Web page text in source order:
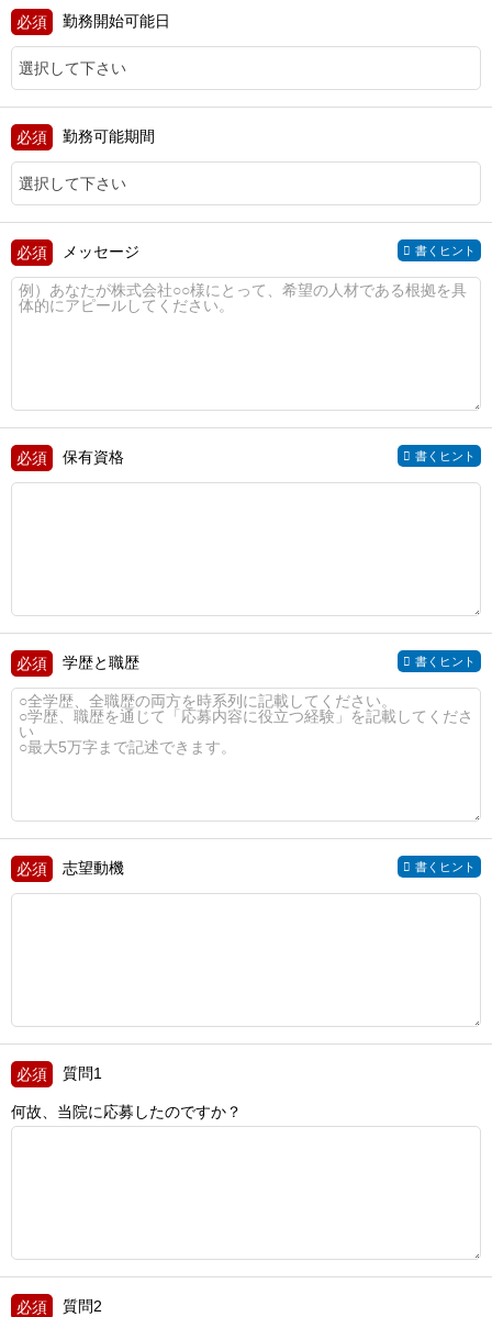
勤務開始可能日
勤務可能期間
書くヒント
メッセージ
書くヒント
保有資格
書くヒント
学歴と職歴
書くヒント
志望動機
質問1
何故、当院に応募したのですか？
質問2